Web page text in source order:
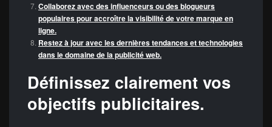
Collaborez avec des influenceurs ou des blogueurs
populaires pour accroître la visibilité de votre marque en
ligne.
Restez à jour avec les dernières tendances et technologies
dans le domaine de la publicité web.
Définissez clairement vos
objectifs publicitaires.